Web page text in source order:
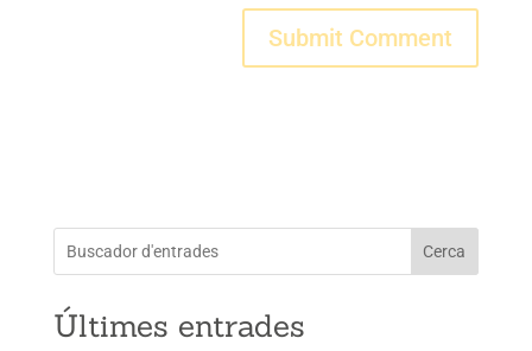
Cerca
Últimes entrades